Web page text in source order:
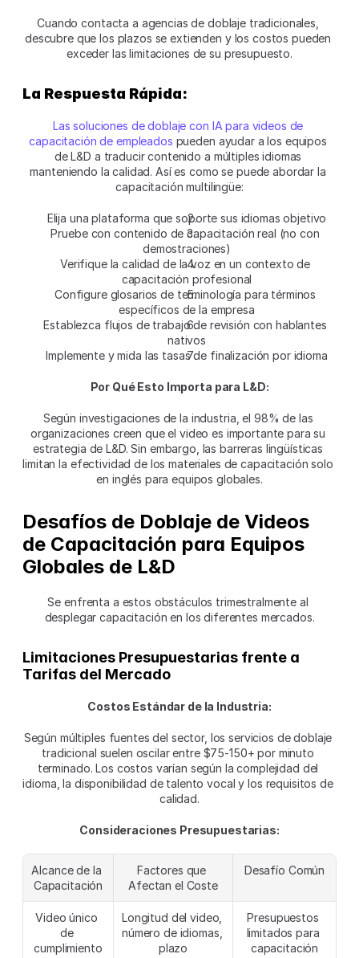
Cuando contacta a agencias de doblaje tradicionales,
descubre que los plazos se extienden y los costos pueden
exceder las limitaciones de su presupuesto.
La Respuesta Rápida:
Las soluciones de doblaje con IA para videos de
capacitación de empleados pueden ayudar a los equipos
de L&D a traducir contenido a múltiples idiomas
manteniendo la calidad. Así es como se puede abordar la
capacitación multilingüe:
Elija una plataforma que soporte sus idiomas objetivo
Pruebe con contenido de capacitación real (no con
demostraciones)
Verifique la calidad de la voz en un contexto de
capacitación profesional
Configure glosarios de terminología para términos
específicos de la empresa
Establezca flujos de trabajo de revisión con hablantes
nativos
Implemente y mida las tasas de finalización por idioma
Por Qué Esto Importa para L&D:
Según investigaciones de la industria, el 98% de las
organizaciones creen que el video es importante para su
estrategia de L&D. Sin embargo, las barreras lingüísticas
limitan la efectividad de los materiales de capacitación solo
en inglés para equipos globales.
Desafíos de Doblaje de Videos
de Capacitación para Equipos
Globales de L&D
Se enfrenta a estos obstáculos trimestralmente al
desplegar capacitación en los diferentes mercados.
Limitaciones Presupuestarias frente a
Tarifas del Mercado
Costos Estándar de la Industria:
Según múltiples fuentes del sector, los servicios de doblaje
tradicional suelen oscilar entre $75-150+ por minuto
terminado. Los costos varían según la complejidad del
idioma, la disponibilidad de talento vocal y los requisitos de
calidad.
Consideraciones Presupuestarias:
Alcance de la
Capacitación
Factores que
Afectan el Coste
Desafío Común
Video único
de
cumplimiento
Longitud del video,
número de idiomas,
plazo
Presupuestos
limitados para
capacitación